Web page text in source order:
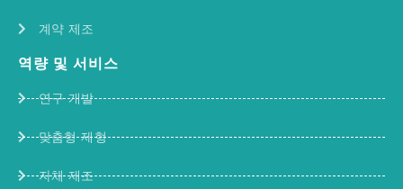
계약 제조
역량 및 서비스
연구 개발
맞춤형 제형
자체 제조